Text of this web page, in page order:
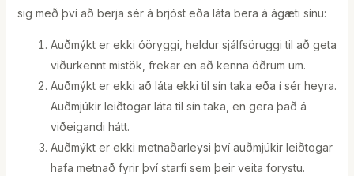
sig með því að berja sér á brjóst eða láta bera á ágæti sínu:
Auðmýkt er ekki óöryggi, heldur sjálfsöruggi til að geta
viðurkennt mistök, frekar en að kenna öðrum um.
Auðmýkt er ekki að láta ekki til sín taka eða í sér heyra.
Auðmjúkir leiðtogar láta til sín taka, en gera það á
viðeigandi hátt.
Auðmýkt er ekki metnaðarleysi því auðmjúkir leiðtogar
hafa metnað fyrir því starfi sem þeir veita forystu.